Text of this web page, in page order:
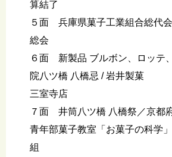
算結了
５面 兵庫県菓子工業組合総代
総会
６面 新製品 ブルボン、ロッテ
院八ツ橋 八橋忌 / 岩井製菓
三室寺店
７面 井筒八ツ橋 八橋祭／京都
青年部菓子教室「お菓子の科学
組